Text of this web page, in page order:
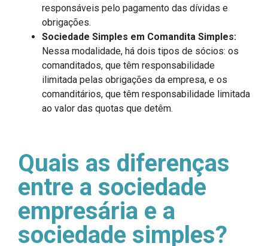
responsáveis pelo pagamento das dívidas e
obrigações.
Sociedade Simples em Comandita Simples:
Nessa modalidade, há dois tipos de sócios: os
comanditados, que têm responsabilidade
ilimitada pelas obrigações da empresa, e os
comanditários, que têm responsabilidade limitada
ao valor das quotas que detêm.
Quais as diferenças
entre a sociedade
empresária e a
sociedade simples?